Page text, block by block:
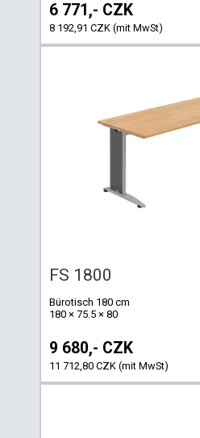
6 771,- CZK
8 192,91 CZK (mit MwSt)
FS 1800
Bürotisch 180 cm
180 × 75.5 × 80
9 680,- CZK
11 712,80 CZK (mit MwSt)